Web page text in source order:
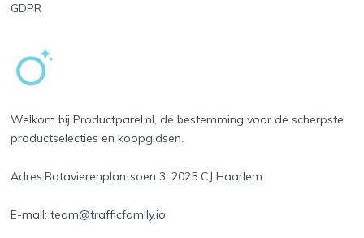
GDPR
Welkom bij Productparel.nl, dé bestemming voor de scherpste
productselecties en koopgidsen.
Adres:Batavierenplantsoen 3, 2025 CJ Haarlem
E-mail: team@trafficfamily.io